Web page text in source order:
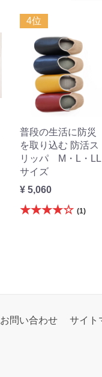
4位
普段の生活に防災
を取り込む 防活ス
リッパ M・L・LL
サイズ
¥ 5,060
★★★★☆ (1)
お問い合わせ サイト